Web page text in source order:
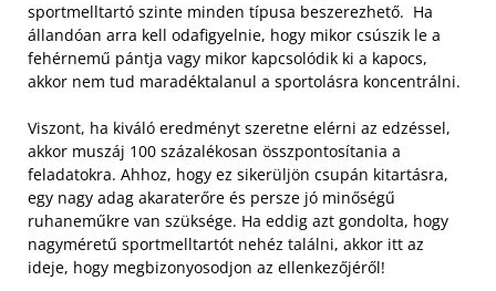
sportmelltartó szinte minden típusa beszerezhető. Ha
állandóan arra kell odafigyelnie, hogy mikor csúszik le a
fehérnemű pántja vagy mikor kapcsolódik ki a kapocs,
akkor nem tud maradéktalanul a sportolásra koncentrálni.
Viszont, ha kiváló eredményt szeretne elérni az edzéssel,
akkor muszáj 100 százalékosan összpontosítania a
feladatokra. Ahhoz, hogy ez sikerüljön csupán kitartásra,
egy nagy adag akaraterőre és persze jó minőségű
ruhaneműkre van szüksége. Ha eddig azt gondolta, hogy
nagyméretű sportmelltartót nehéz találni, akkor itt az
ideje, hogy megbizonyosodjon az ellenkezőjéről!